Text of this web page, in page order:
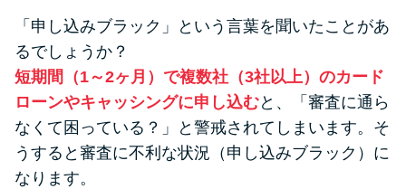
「申し込みブラック」という言葉を聞いたことがあ
るでしょうか？
短期間（1～2ヶ月）で複数社（3社以上）のカード
ローンやキャッシングに申し込むと、「審査に通ら
なくて困っている？」と警戒されてしまいます。そ
うすると審査に不利な状況（申し込みブラック）に
なります。